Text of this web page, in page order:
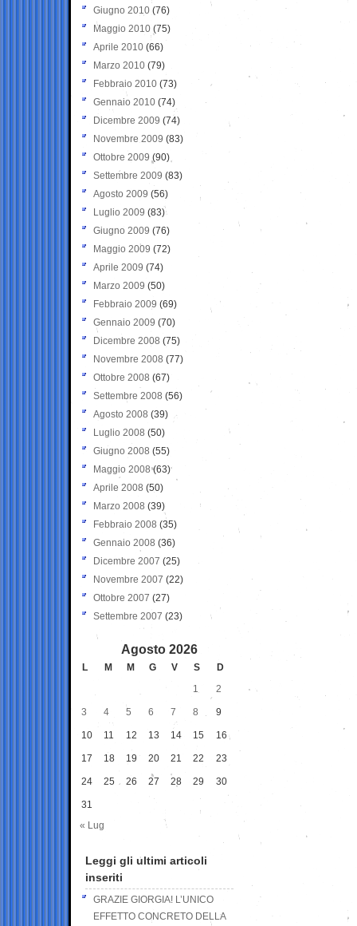
Giugno 2010 (76)
Maggio 2010 (75)
Aprile 2010 (66)
Marzo 2010 (79)
Febbraio 2010 (73)
Gennaio 2010 (74)
Dicembre 2009 (74)
Novembre 2009 (83)
Ottobre 2009 (90)
Settembre 2009 (83)
Agosto 2009 (56)
Luglio 2009 (83)
Giugno 2009 (76)
Maggio 2009 (72)
Aprile 2009 (74)
Marzo 2009 (50)
Febbraio 2009 (69)
Gennaio 2009 (70)
Dicembre 2008 (75)
Novembre 2008 (77)
Ottobre 2008 (67)
Settembre 2008 (56)
Agosto 2008 (39)
Luglio 2008 (50)
Giugno 2008 (55)
Maggio 2008(63)
Aprile 2008 (50)
Marzo 2008 (39)
Febbraio 2008 (35)
Gennaio 2008 (36)
Dicembre 2007 (25)
Novembre 2007 (22)
Ottobre 2007 (27)
Settembre 2007 (23)
Agosto 2026
L M M G V S
D
1
2
3 4 5 6 7 8 9
10 11 12 13 14 15 16
17 18 19 20 21 22 23
24 25 26 27 28 29 30
31
« Lug
Leggi gli ultimi articoli
inseriti
GRAZIE GIORGIA! L’UNICO
EFFETTO CONCRETO DELLA